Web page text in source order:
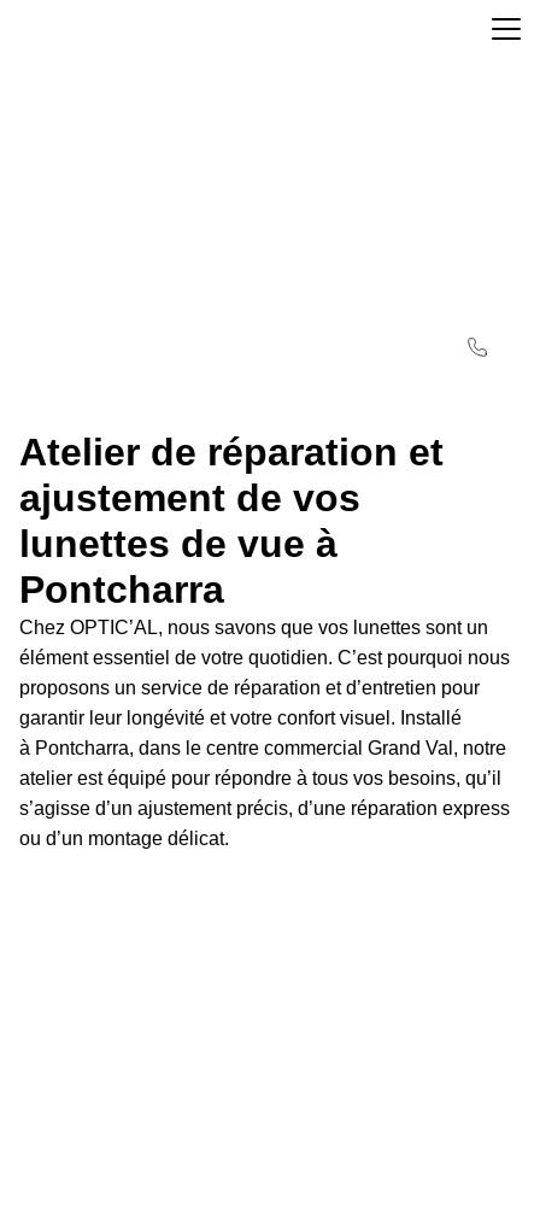
Atelier de réparation et
ajustement de vos
lunettes de vue à
Pontcharra
Chez OPTIC’AL, nous savons que vos lunettes sont un
élément essentiel de votre quotidien. C’est pourquoi nous
proposons un service de réparation et d’entretien pour
garantir leur longévité et votre confort visuel. Installé
à Pontcharra, dans le centre commercial Grand Val, notre
atelier est équipé pour répondre à tous vos besoins, qu’il
s’agisse d’un ajustement précis, d’une réparation express
ou d’un montage délicat.